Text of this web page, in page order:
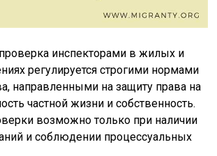
инспекторами в жилых и
регулируется строгими нормами
направленными на защиту права на
частной жизни и собственность.
возможно только при наличии
и соблюдении процессуальных